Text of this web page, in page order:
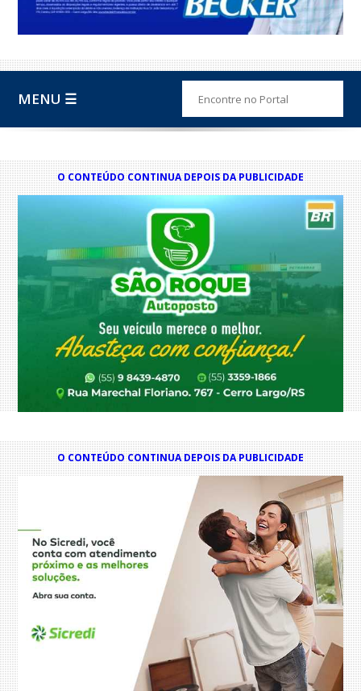
MENU ☰
O CONTEÚDO CONTINUA DEPOIS DA PUBLICIDADE
O CONTEÚDO CONTINUA DEPOIS DA PUBLICIDADE